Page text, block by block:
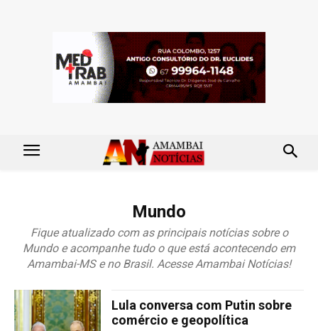
Mundo
Fique atualizado com as principais notícias sobre o
Mundo e acompanhe tudo o que está acontecendo em
Amambai-MS e no Brasil. Acesse Amambai Notícias!
Lula conversa com Putin sobre
comércio e geopolítica